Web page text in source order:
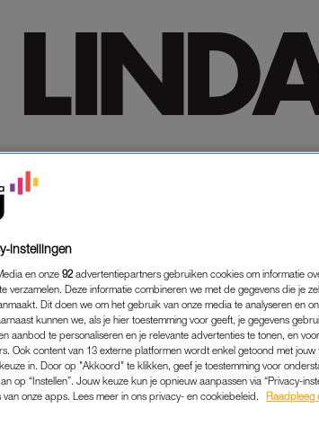
instellingen
en onze 92 advertentiepartners gebruiken cookies om informatie
verzamelen. Deze informatie combineren we met de gegevens die je
Dit doen we om het gebruik van onze media te analyseren en
kunnen we, als je hier toestemming voor geeft, je gegevens
aanbod te personaliseren en je relevante advertenties te tonen, en
Ook content van 13 externe platformen wordt enkel getoond met jouw
in. Door op "Akkoord" te klikken, geef je toestemming voor
op “Instellen”. Jouw keuze kun je opnieuw aanpassen via “Privacy-
van onze apps. Lees meer in ons privacy- en cookiebeleid.
Raadpleeg